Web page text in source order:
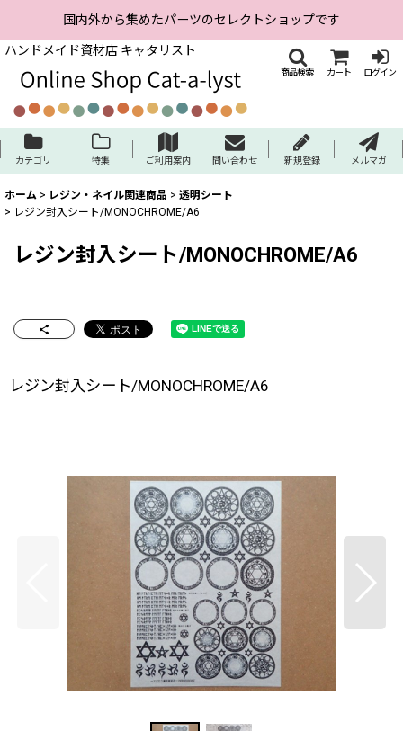
国内外から集めたパーツのセレクトショップです
ハンドメイド資材店 キャタリスト
商品検索 カート ログイン
カテゴリ 特集 ご利用案内 問い合わせ 新規登録 メルマガ
ホーム > レジン・ネイル関連商品 > 透明シート
> レジン封入シート/MONOCHROME/A6
レジン封入シート/MONOCHROME/A6
レジン封入シート/MONOCHROME/A6